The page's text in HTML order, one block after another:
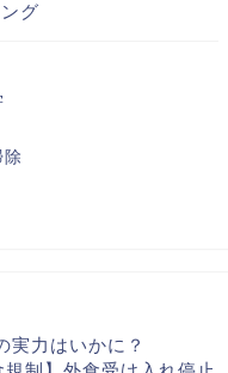
グ
除
実力はいかに？